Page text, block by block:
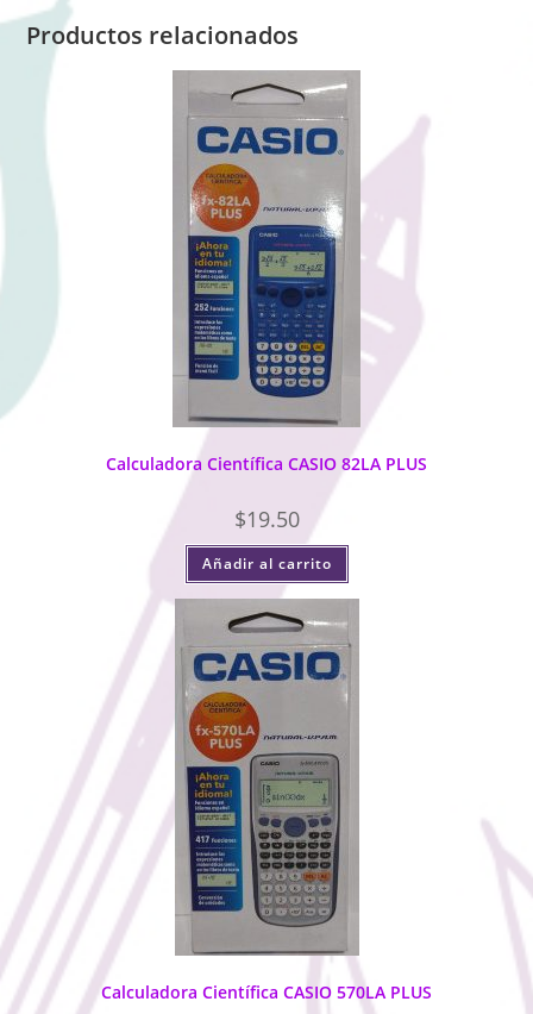
Productos relacionados
Calculadora Científica CASIO 82LA PLUS
$19.50
Añadir al carrito
Calculadora Científica CASIO 570LA PLUS